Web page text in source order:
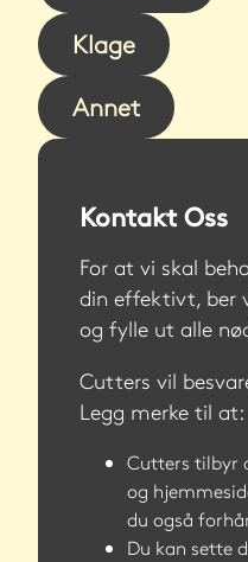
Klage
Annet
Kontakt Oss
For at vi skal
din effektivt, ber
og fylle ut alle
Cutters vil
Legg merke til at:
Cutters tilbyr
og
du også
Du kan sette